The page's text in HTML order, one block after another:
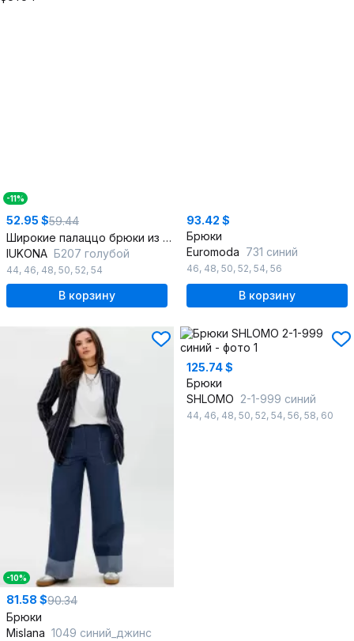
-11%
52.95 $59.44
Широкие палаццо брюки из хлопка для повседневной носки
IUKONA Б207 голубой
44, 46, 48, 50, 52, 54
В корзину
93.42 $
Брюки
Euromoda 731 синий
46, 48, 50, 52, 54, 56
В корзину
-10%
81.58 $90.34
Брюки
Mislana 1049 синий_джинс
125.74 $
Брюки
SHLOMO 2-1-999 синий
44, 46, 48, 50, 52, 54, 56, 58, 60